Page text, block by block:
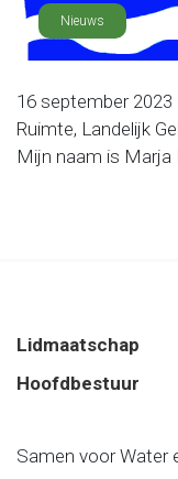
Nieuws
16 september
Ruimte, Landelijk
Mijn naam is Marja
Lidmaatschap
Hoofdbestuur
Samen voor Water